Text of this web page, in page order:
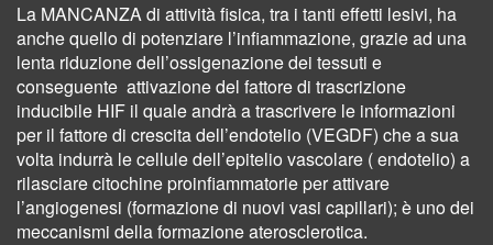
La MANCANZA di attività fisica, tra i tanti effetti lesivi, ha
anche quello di potenziare l’infiammazione, grazie ad una
lenta riduzione dell’ossigenazione dei tessuti e
conseguente attivazione del fattore di trascrizione
inducibile HIF il quale andrà a trascrivere le informazioni
per il fattore di crescita dell’endotelio (VEGDF) che a sua
volta indurrà le cellule dell’epitelio vascolare ( endotelio) a
rilasciare citochine proinfiammatorie per attivare
l’angiogenesi (formazione di nuovi vasi capillari); è uno dei
meccanismi della formazione aterosclerotica.